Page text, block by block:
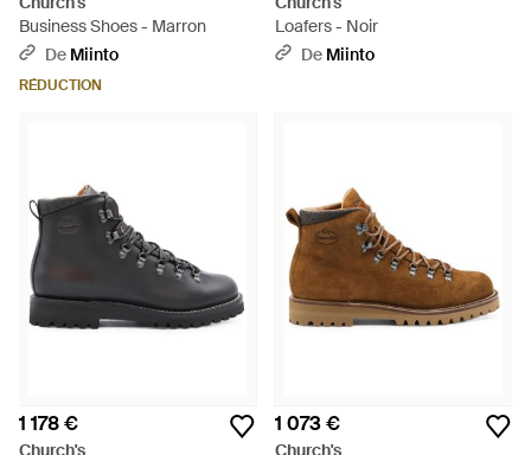
Business Shoes - Marron
De Miinto
RÉDUCTION
Loafers - Noir
De Miinto
1 178 €
Church's
1 073 €
Church's